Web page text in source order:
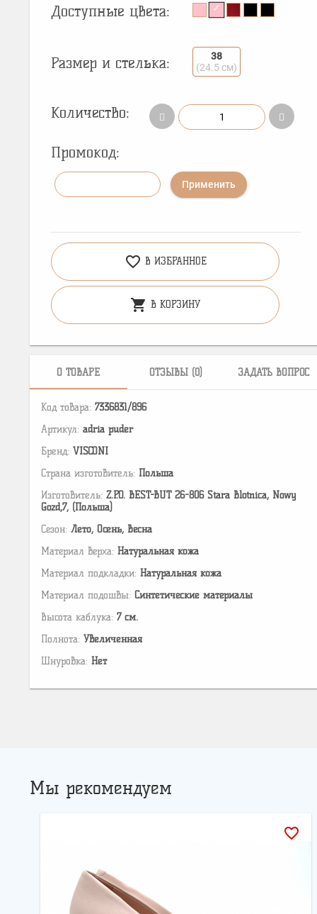
Доступные цвета:
Размер и стелька:
38
(24.5 см)
Количество:
Промокод:
Применить
favorite_border В ИЗБРАННОЕ
shopping_cart В КОРЗИНУ
О ТОВАРЕ ОТЗЫВЫ (0) ЗАДАТЬ ВОПРОС
Код товара: 7336831/896
Артикул: adria puder
Бренд: VISCONI
Страна изготовитель: Польша
Изготовитель: Z.P.O. BEST-BUT 26-806 Stara Blotnica, Nowy
Gozd,7, (Польша)
Сезон: Лето, Осень, Весна
Материал верха: Натуральная кожа
Материал подкладки: Натуральная кожа
Материал подошвы: Cинтетические материалы
Высота каблука: 7 см.
Полнота: Увеличенная
Шнуровка: Нет
Мы рекомендуем
favorite_border